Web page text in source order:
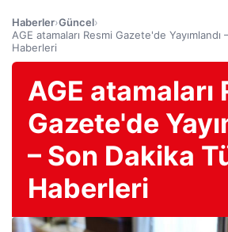
Haberler›Güncel›
AGE atamaları Resmi Gazete'de
Haberleri
AGE atamaları
Gazete'de
– Son Dakika
Haberleri